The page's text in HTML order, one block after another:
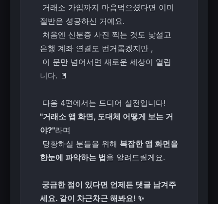
거래소 가입까지 마음먹으셨다면 이미
절반은 성공하신 거예요.
처음엔 신분증 사진 찍는 것도 낯설고
은행 계좌 연결도 번거롭겠지만 ,
이 문만 넘어서면 새로운 세상이 열립
니다. 🚪
다음 4편에서는 드디어 실전입니다!
"거래소 앱 화면, 도대체 어떻게 보는 거
야?"라며
당황하실 분들을 위해 복잡한 앱 화면을
한눈에 파악하는 법을 알려드릴게요.
궁금한 점이 있다면 언제든 댓글 남겨주
세요. 같이 차근차근 해봐요! ✨